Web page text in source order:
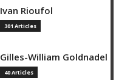
Ivan Rioufol
301 Articles
Gilles-William Goldnadel
40 Articles